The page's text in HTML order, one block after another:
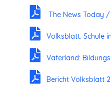
The News Today /
Volksblatt: Schule
Vaterland:
Bericht Volksblatt